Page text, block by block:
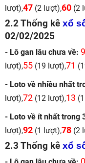
lượt),47 (2 lượt),60 (2
2.2 Thống kê xổ
02/02/2025
- Lô gan lâu chưa về:
lượt),55 (19 lượt),71
- Loto về nhiều nhất
lượt),72 (12 lượt),13
- Loto về ít nhất trong
lượt),92 (1 lượt),78 (2
2.3 Thống kê xổ